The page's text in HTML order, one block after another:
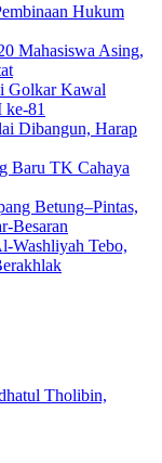
Hukum
Mahasiswa Asing,
Golkar Kawal
81
Dibangun, Harap
Baru TK Cahaya
Betung–Pintas,
Besaran
Washliyah Tebo,